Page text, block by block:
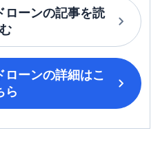
ローンの記事を読
む
ローンの詳細はこ
ら